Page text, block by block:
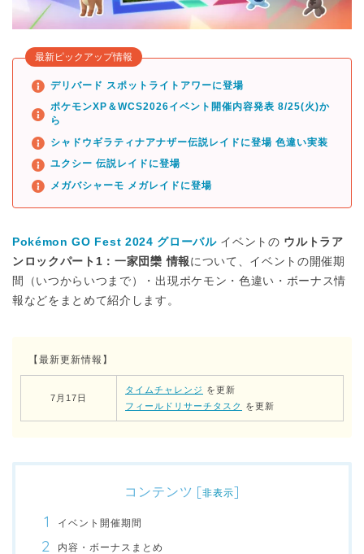
最新ピックアップ情報
デリバード スポットライトアワーに登場
ポケモンXP＆WCS2026イベント開催内容発表 8/25(火)か
ら
シャドウギラティナアナザー伝説レイドに登場 色違い実装
ユクシー 伝説レイドに登場
メガバシャーモ メガレイドに登場
Pokémon GO Fest 2024 グローバルイベントの ウルトラア
ンロックパート1：一家団欒 情報 について、イベントの開催期
間（いつからいつまで）・出現ポケモン・色違い・ボーナス情
報などをまとめて紹介します。
【最新更新情報】
7月17日
タイムチャレンジ を更新
フィールドリサーチタスク
を更新
コンテンツ [非表示]
イベント開催期間
内容・ボーナスまとめ